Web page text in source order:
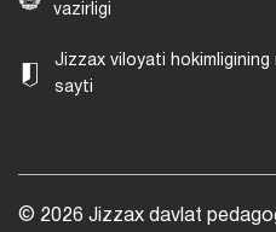
vazirligi
Jizzax viloyati hokimligining
sayti
© 2026 Jizzax davlat